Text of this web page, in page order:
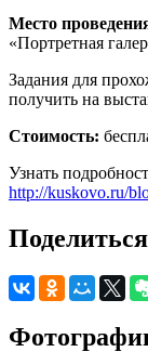
Место
«Портретная
Задания для
получить на
Стоимость:
Узнать
http://kuskovo.ru/